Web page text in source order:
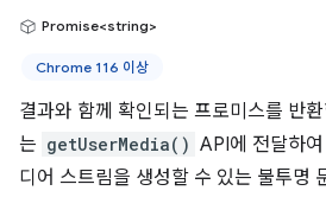
Promise<string>
Chrome 116 이상
결과와 함께 확인되는 프로미스를 반
는 getUserMedia() API에 전달하
디어 스트림을 생성할 수 있는 불투명